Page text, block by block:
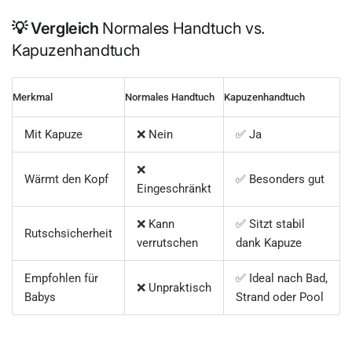
💡 Vergleich Normales Handtuch vs.
Kapuzenhandtuch
Merkmal Normales Handtuch Kapuzenhandtuch
Mit Kapuze ❌ Nein ✅ Ja
Wärmt den Kopf
❌
Eingeschränkt
✅ Besonders gut
Rutschsicherheit
❌ Kann
verrutschen
✅ Sitzt stabil
dank Kapuze
Empfohlen für
Babys
❌ Unpraktisch
✅ Ideal nach Bad,
Strand oder Pool